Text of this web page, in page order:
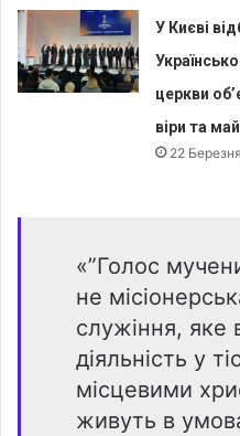
У Києві
церкви
віри та
22
«”Голос
не
служіння, яке
діяльність у
місцевими
живуть в